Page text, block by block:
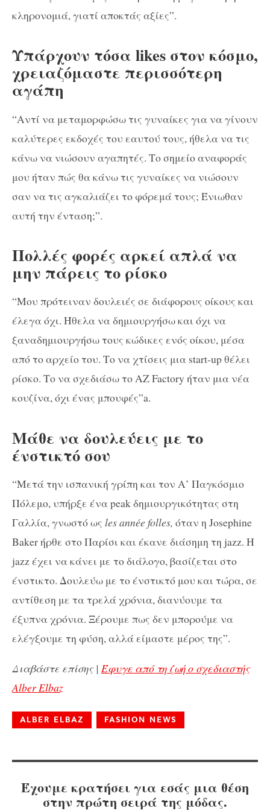
κληρονομιά, γιατί αποκτάς αξίες”.
Υπάρχουν τόσα likes στον κόσμο,
χρειαζόμαστε περισσότερη
αγάπη
“Αντί να μεταμορφώσω τις γυναίκες για να γίνουν
καλύτερες εκδοχές του εαυτού τους, ήθελα να τις
κάνω να νιώσουν αγαπητές. Το σημείο αναφοράς
μου ήταν πώς θα κάνω τις γυναίκες να νιώσουν
σαν να τις αγκαλιάζει το φόρεμά τους; Ένιωθαν
αυτή την ένταση;”.
Πολλές φορές αρκεί απλά να
μην πάρεις το ρίσκο
“Μου πρότειναν δουλειές σε διάφορους οίκους και
έλεγα όχι. Ήθελα να δημιουργήσω και όχι να
ξαναδημιουργήσω τους κώδικες ενός οίκου, μέσα
από το αρχείο του. Το να χτίσεις μια start-up θέλει
ρίσκο. Το να σχεδιάσω το AZ Factory ήταν μια νέα
κουζίνα, όχι ένας μπουφές”a.
Μάθε να δουλεύεις με το
ένστικτό σου
“Μετά την ισπανική γρίπη και τον Α’ Παγκόσμιο
Πόλεμο, υπήρξε ένα peak δημιουργικότητας στη
Γαλλία, γνωστό ως lesannée folles, όταν η Josephine
Baker ήρθε στο Παρίσι και έκανε διάσημη τη jazz. H
jazz έχει να κάνει με το διάλογο, βασίζεται στο
ένστικτο. Δουλεύω με το ένστικτό μου και τώρα, σε
αντίθεση με τα τρελά χρόνια, διανύουμε τα
έξυπνα χρόνια. Ξέρουμε πως δεν μπορούμε να
ελέγξουμε τη φύση, αλλά είμαστε μέρος της”.
Διαβάστε επίσης | Έφυγε από τη ζωή ο σχεδιαστής
Alber Elbaz
ALBER ELBAZ FASHION NEWS
Έχουμε κρατήσει για εσάς μια θέση
στην πρώτη σειρά της μόδας.